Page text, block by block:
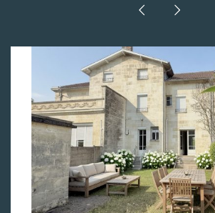


BORDEAUX - CAUDERAN GOLF
L'agence GRANGE-DELMAS
cette jolie maison en pierre
651 000€
VOIR LE BIEN